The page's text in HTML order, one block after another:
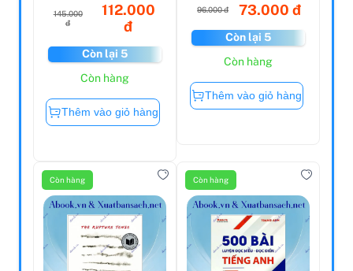
145.000
đ
112.000
đ
Còn lại 5
Còn hàng
Thêm vào giỏ hàng
96.000 đ 73.000 đ
Còn lại 5
Còn hàng
Thêm vào giỏ hàng
Còn hàng Còn hàng